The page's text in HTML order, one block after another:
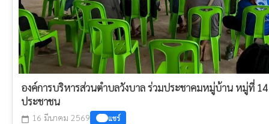
องค์การบริหารส่วนตำบลวังบาล ร่วมประชาคมหมู่บ้าน หมู่ที่
ประชาชน
calendar_today 16 มีนาคม 2569 แชร์